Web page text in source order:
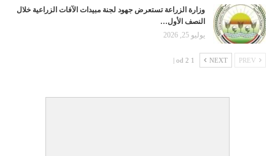
وزارة الزراعة تستعرض جهود لجنة مبيدات الآفات الزراعية خلال
النصف الأول…
يوليو 25, 2026
NEXT
1 od 2 |